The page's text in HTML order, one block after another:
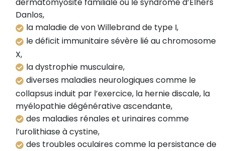
dermatomyosite familiale ou le syndrome d’Elhers
Danlos,
la maladie de von Willebrand de type I,
le déficit immunitaire sévère lié au chromosome
X,
la dystrophie musculaire,
diverses maladies neurologiques comme le
collapsus induit par l’exercice, la hernie discale, la
myélopathie dégénérative ascendante,
des maladies rénales et urinaires comme
l’urolithiase à cystine,
des troubles oculaires comme la persistance de